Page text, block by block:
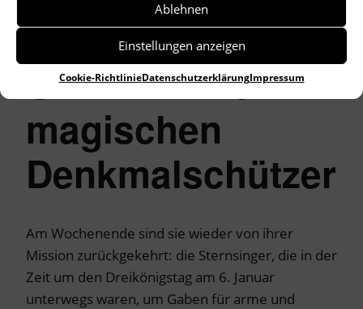
Ablehnen
Einstellungen anzeigen
Cookie-RichtlinieDatenschutzerklärungImpressum
C+M+B – Die
magischen
Denkmalschützer
Am Wochenende sind sie wieder von ihrer
Mission zurückgekehrt: die Sternsinger, die in der
Zeit um den Dreikönigstag am 6. Januar
unterwegs waren, um Gaben für arme und